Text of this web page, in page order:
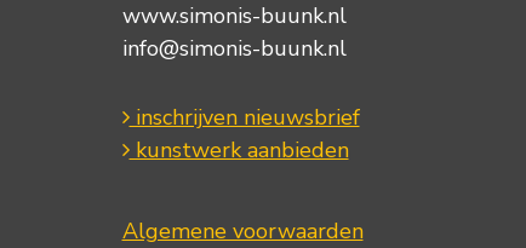
www.simonis-buunk.nl
info@simonis-buunk.nl
inschrijven nieuwsbrief
kunstwerk aanbieden
Algemene voorwaarden